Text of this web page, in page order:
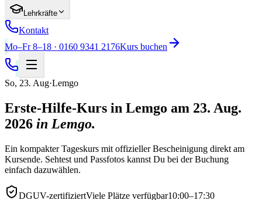
Lehrkräfte
Kontakt
Mo–Fr 8–18 · 0160 9341 2176Kurs buchen
So, 23. Aug·Lemgo
Erste-Hilfe-Kurs in Lemgo am 23. Aug.
2026 in Lemgo.
Ein kompakter Tageskurs mit offizieller Bescheinigung direkt am
Kursende. Sehtest und Passfotos kannst Du bei der Buchung
einfach dazuwählen.
DGUV-zertifiziertViele Plätze verfügbar10:00–17:30